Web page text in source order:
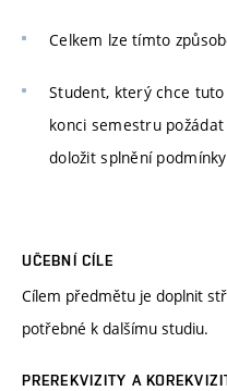
Celkem lze tímto
Student, který chce
konci semestru
doložit splnění
UČEBNÍ CÍLE
Cílem předmětu je doplnit
potřebné k dalšímu studiu.
PREREKVIZITY A